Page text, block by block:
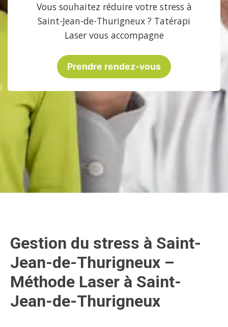
Vous souhaitez réduire votre stress à
Saint-Jean-de-Thurigneux ? Tatérapi
Laser vous accompagne
Prendre rendez-vous
Gestion du stress à Saint-
Jean-de-Thurigneux –
Méthode Laser à Saint-
Jean-de-Thurigneux